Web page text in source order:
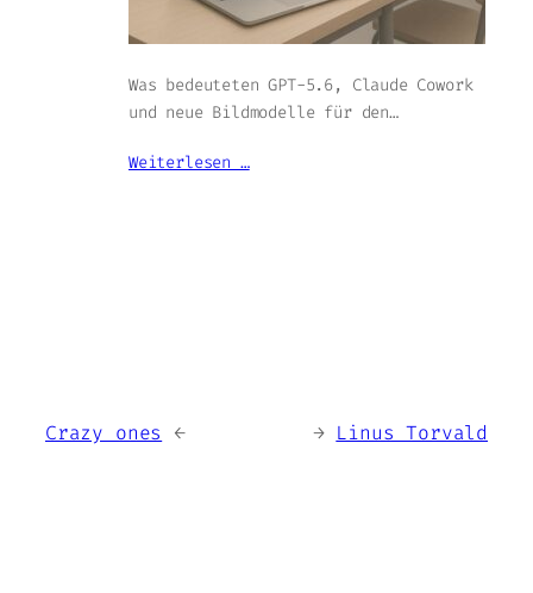
Was bedeuteten GPT-5.6, Claude Cowork
und neue Bildmodelle für den…
Weiterlesen …
Crazy ones → ← Linus Torvald